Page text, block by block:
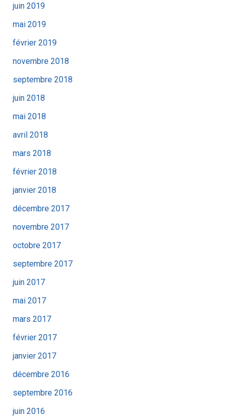
juin 2019
mai 2019
février 2019
novembre 2018
septembre 2018
juin 2018
mai 2018
avril 2018
mars 2018
février 2018
janvier 2018
décembre 2017
novembre 2017
octobre 2017
septembre 2017
juin 2017
mai 2017
mars 2017
février 2017
janvier 2017
décembre 2016
septembre 2016
juin 2016